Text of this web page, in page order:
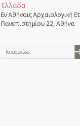
Ελλάδα
Εν Αθήναις Αρχαιολογική
Πανεπιστημίου 22, Αθήνα
Ιστοσελίδα